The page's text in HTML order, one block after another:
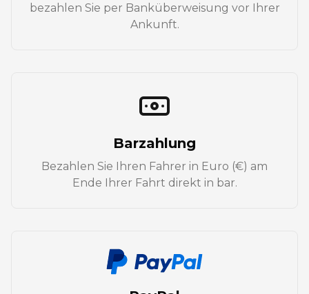
bezahlen Sie per Banküberweisung vor Ihrer
Ankunft.
Barzahlung
Bezahlen Sie Ihren Fahrer in Euro (€) am
Ende Ihrer Fahrt direkt in bar.